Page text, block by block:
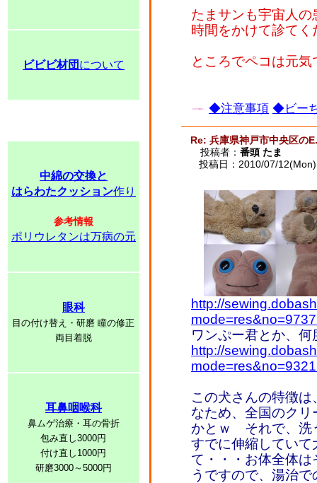
ビビビ材団 について
中綿の交換と
はらわたクッション作り
参考情報
ポリウレタンは万病の元
眼科
目の付け替え・研磨 瞳の修正
両目着脱
耳鼻咽喉科
鼻ムゲ治療・耳の骨折
包み直し3000円
付け直し1000円
研磨3000～5000円
たまサンも宇宙人
時間をかけて診て
ところでペコは元気
◆注意事項 ◆ビー
Re: 兵庫県神戸市中央区の
投稿者： 番頭 たま
投稿日：2010/07/
http://
ワンぷー君とか、
http://
この犬さんの特徴
なため、全国のク
かとｗ それで、洗
すでに伸縮してい
て・・・お体全体
うですので、湯治